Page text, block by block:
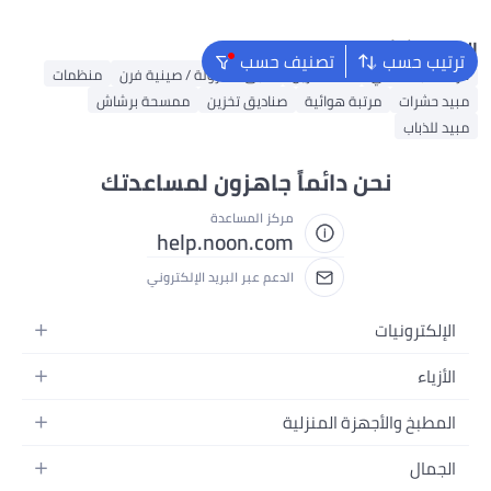
ترتيب حسب تصنيف حسب البحث الشائع
خزانة قابلة للطي سلة تخزين طبق كسرولة / صينية فرن
منظمات
مبيد حشرات
مرتبة هوائية صناديق تخزين
ممسحة برشاش
مبيد للذباب
نحن دائماً جاهزون لمساعدتك
مركز المساعدة
help.noon.com
الدعم عبر البريد الإلكتروني
الإلكترونيات
الجوالات
اللابتوبات
الأجهزة المنزلية
الأزياء
أزياء نسائية
أزياء البنات
المطبخ والأجهزة المنزلية
الحمام
الجمال